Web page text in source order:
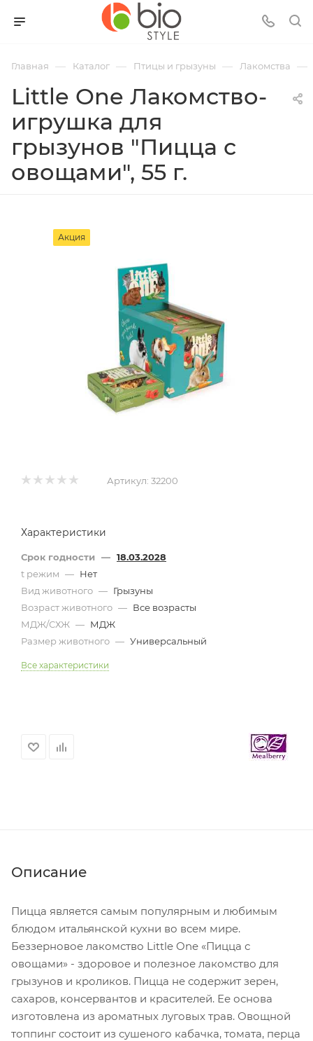
Главная — Каталог — Птицы и грызуны — Лакомства —
Little One Лакомство-
игрушка для
грызунов "Пицца с
овощами", 55 г.
Акция
Артикул: 32200
Характеристики
Срок годности — 18.03.2028
t режим — Нет
Вид животного — Грызуны
Возраст животного — Все возрасты
МДЖ/СХЖ — МДЖ
Размер животного — Универсальный
Все характеристики
Описание
Пицца является самым популярным и любимым
блюдом итальянской кухни во всем мире.
Беззерновое лакомство Little One «Пицца с
овощами» - здоровое и полезное лакомство для
грызунов и кроликов. Пицца не содержит зерен,
сахаров, консервантов и красителей. Ее основа
изготовлена из ароматных луговых трав. Овощной
топпинг состоит из сушеного кабачка, томата, перца